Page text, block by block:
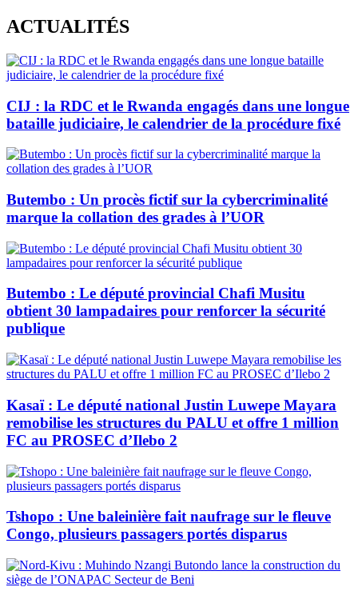
Skip
to
content
ACTUALITÉS
CIJ : la RDC et le Rwanda engagés dans une longue
bataille judiciaire, le calendrier de la procédure fixé
Butembo : Un procès fictif sur la cybercriminalité
marque la collation des grades à l’UOR
Butembo : Le député provincial Chafi Musitu
obtient 30 lampadaires pour renforcer la sécurité
publique
Kasaï : Le député national Justin Luwepe Mayara
remobilise les structures du PALU et offre 1 million
FC au PROSEC d’Ilebo 2
Tshopo : Une baleinière fait naufrage sur le fleuve
Congo, plusieurs passagers portés disparus